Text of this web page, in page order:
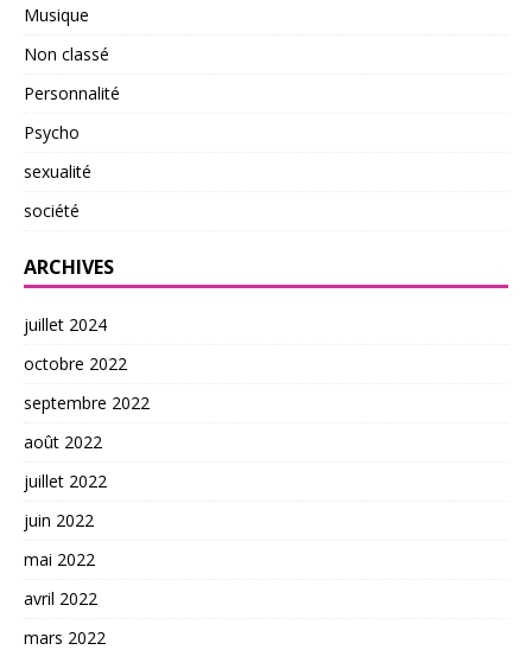
Musique
Non classé
Personnalité
Psycho
sexualité
société
ARCHIVES
juillet 2024
octobre 2022
septembre 2022
août 2022
juillet 2022
juin 2022
mai 2022
avril 2022
mars 2022